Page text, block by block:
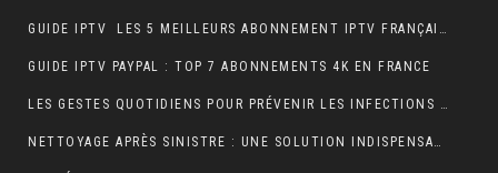
GUIDE IPTV LES 5 MEILLEURS ABONNEMENT IPTV FRANÇAIS 4K
GUIDE IPTV PAYPAL : TOP 7 ABONNEMENTS 4K EN FRANCE
LES GESTES QUOTIDIENS POUR PRÉVENIR LES INFECTIONS CHEZ LES VOLAILLES
NETTOYAGE APRÈS SINISTRE : UNE SOLUTION INDISPENSABLE POUR RETROUVER DES ESPACES SÛRS ET SALUBRES